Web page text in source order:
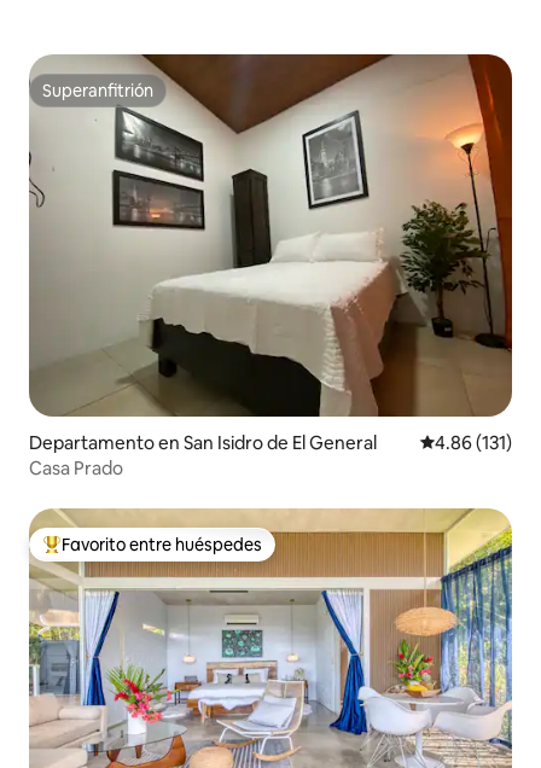
Superanfitrión
Superanfitrión
Departamento en San Isidro de El General Calificación
4.86 (131)
Casa Prado
De los mejores en Favorito entre huéspedes
Favorito entre huéspedes